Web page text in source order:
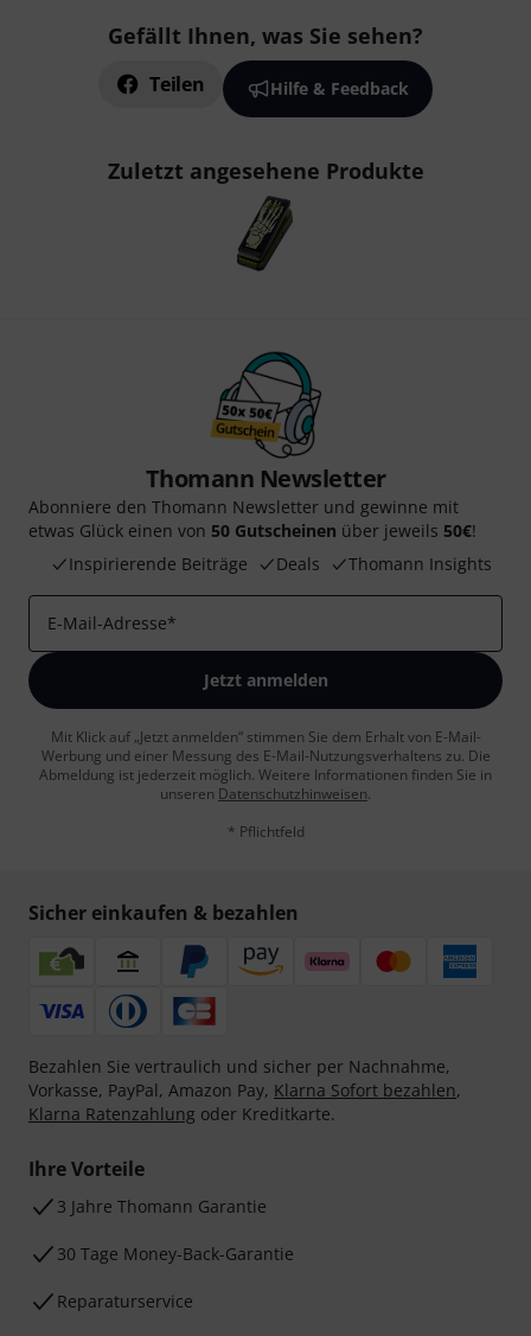
Gefällt Ihnen, was Sie sehen?
Teilen Hilfe & Feedback
Zuletzt angesehene Produkte
Thomann Newsletter
Abonniere den Thomann Newsletter und gewinne mit
etwas Glück einen von 50 Gutscheinen über jeweils 50€!
Inspirierende Beiträge
Deals Thomann Insights
E-Mail-Adresse*
Jetzt anmelden
Mit Klick auf „Jetzt anmelden“ stimmen Sie dem Erhalt von E-Mail-
Werbung und einer Messung des E-Mail-Nutzungsverhaltens zu. Die
Abmeldung ist jederzeit möglich. Weitere Informationen finden Sie in
unseren Datenschutzhinweisen.
* Pflichtfeld
Sicher einkaufen & bezahlen
Bezahlen Sie vertraulich und sicher per Nachnahme,
Vorkasse, PayPal, Amazon Pay, Klarna Sofort bezahlen,
Klarna Ratenzahlung oder Kreditkarte.
Ihre Vorteile
3 Jahre Thomann Garantie
30 Tage Money-Back-Garantie
Reparaturservice